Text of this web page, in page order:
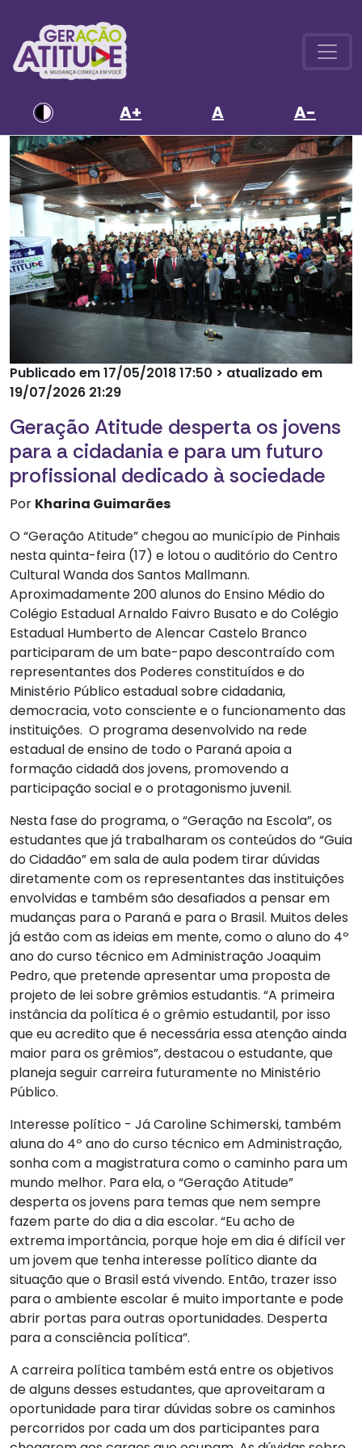
A+ A A-
Publicado em 17/05/2018 17:50 > atualizado em
19/07/2026 21:29
Geração Atitude desperta os jovens
para a cidadania e para um futuro
profissional dedicado à sociedade
Por Kharina Guimarães
O “Geração Atitude” chegou ao município de Pinhais
nesta quinta-feira (17) e lotou o auditório do Centro
Cultural Wanda dos Santos Mallmann.
Aproximadamente 200 alunos do Ensino Médio do
Colégio Estadual Arnaldo Faivro Busato e do Colégio
Estadual Humberto de Alencar Castelo Branco
participaram de um bate-papo descontraído com
representantes dos Poderes constituídos e do
Ministério Público estadual sobre cidadania,
democracia, voto consciente e o funcionamento das
instituições. O programa desenvolvido na rede
estadual de ensino de todo o Paraná apoia a
formação cidadã dos jovens, promovendo a
participação social e o protagonismo juvenil.
Nesta fase do programa, o “Geração na Escola”, os
estudantes que já trabalharam os conteúdos do “Guia
do Cidadão” em sala de aula podem tirar dúvidas
diretamente com os representantes das instituições
envolvidas e também são desafiados a pensar em
mudanças para o Paraná e para o Brasil. Muitos deles
já estão com as ideias em mente, como o aluno do 4º
ano do curso técnico em Administração Joaquim
Pedro, que pretende apresentar uma proposta de
projeto de leisobre grêmios estudantis. “A primeira
instância da política é o grêmio estudantil, por isso
que eu acredito que é necessária essa atenção ainda
maior para os grêmios”, destacou o estudante, que
planeja seguir carreira futuramente no Ministério
Público.
Interesse político - Já Caroline Schimerski, também
aluna do 4º ano do curso técnico em Administração,
sonha com a magistratura como o caminho para um
mundo melhor. Para ela, o “Geração Atitude”
desperta os jovens para temas que nem sempre
fazem parte do dia a dia escolar. “Eu acho de
extrema importância, porque hoje em dia é difícil ver
um jovem que tenha interesse político diante da
situação que o Brasil está vivendo. Então, trazer isso
para o ambiente escolar é muito importante e pode
abrir portas para outras oportunidades. Desperta
para a consciência política”.
A carreira política também está entre os objetivos
de alguns desses estudantes, que aproveitaram a
oportunidade para tirar dúvidas sobre os caminhos
percorridos por cada um dos participantes para